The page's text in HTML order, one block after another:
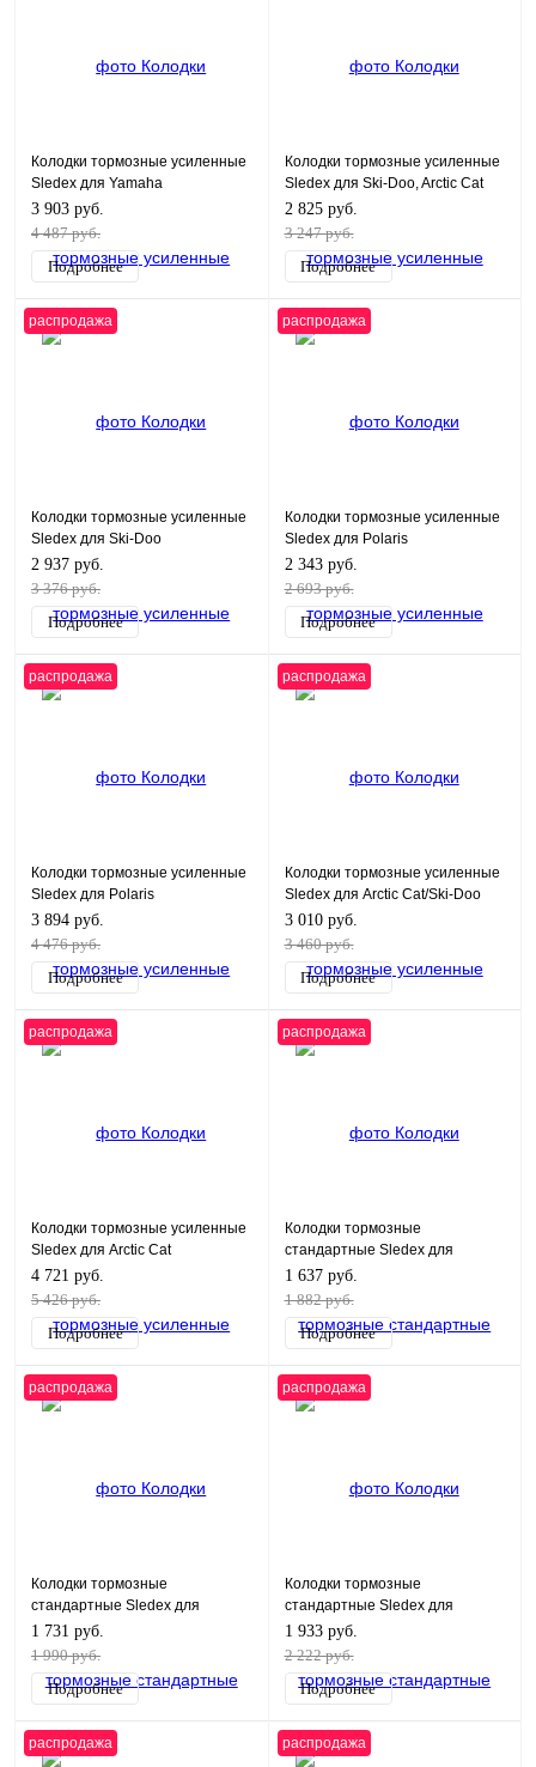
Колодки тормозные усиленные
Sledex для Yamaha
3 903 руб.
4 487 руб.
Подробнее
Колодки тормозные усиленные
Sledex для Ski-Doo, Arctic Cat
(заменяет 05-152-41)
2 825 руб.
3 247 руб.
Подробнее
распродажа
Колодки тормозные усиленные
Sledex для Ski-Doo
2 937 руб.
3 376 руб.
Подробнее
распродажа
Колодки тормозные усиленные
Sledex для Polaris
2 343 руб.
2 693 руб.
Подробнее
распродажа
Колодки тормозные усиленные
Sledex для Polaris
3 894 руб.
4 476 руб.
Подробнее
распродажа
Колодки тормозные усиленные
Sledex для Arctic Cat/Ski-Doo
(заменяет 05-152-41F)
3 010 руб.
3 460 руб.
Подробнее
распродажа
Колодки тормозные усиленные
Sledex для Arctic Cat
4 721 руб.
5 426 руб.
Подробнее
распродажа
Колодки тормозные
стандартные Sledex для
Yamaha VK 540
1 637 руб.
1 882 руб.
Подробнее
распродажа
Колодки тормозные
стандартные Sledex для
Yamaha
1 731 руб.
1 990 руб.
Подробнее
распродажа
Колодки тормозные
стандартные Sledex для
Yamaha
1 933 руб.
2 222 руб.
Подробнее
распродажа распродажа